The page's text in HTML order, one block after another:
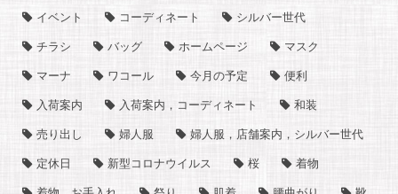
イベント コーディネート シルバー世代
チラシ バッグ ホームページ マスク
マーナ ワコール 今月の予定 便利
入荷案内 入荷案内，コーディネート 和装
売り出し 婦人服 婦人服，店舗案内，シルバー世代
定休日 新型コロナウイルス 桜 着物